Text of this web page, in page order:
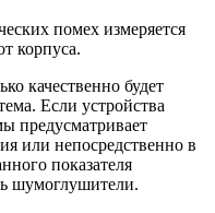
помех измеряется
корпуса.
качественно будет
Если устройства
предусматривает
или непосредственно в
показателя
шумоглушители.